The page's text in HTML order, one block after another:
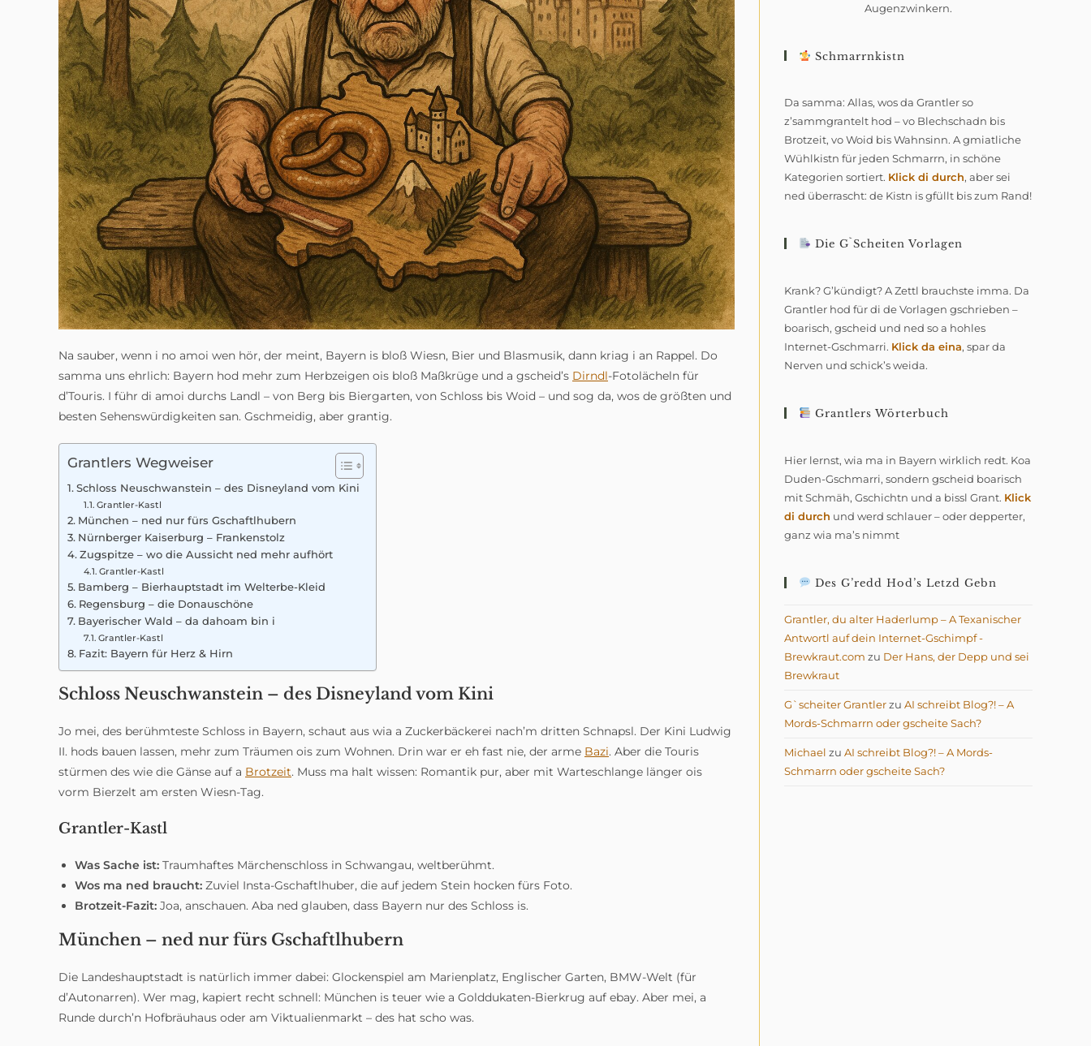
Na sauber, wenn i no amoi wen hör, der meint, Bayern is bloß Wiesn, Bier und Blasmusik, dann kriag i an Rappel. Do
samma uns ehrlich: Bayern hod mehr zum Herbzeigen ois bloß Maßkrüge und a gscheid’s Dirndl-Fotolächeln für
d’Touris. I führ di amoi durchs Landl – von Berg bis Biergarten, von Schloss bis Woid – und sog da, wos de größten und
besten Sehenswürdigkeiten san. Gschmeidig, aber grantig.
Grantlers Wegweiser
Schloss Neuschwanstein – des Disneyland vom Kini
Grantler-Kastl
München – ned nur fürs Gschaftlhubern
Nürnberger Kaiserburg – Frankenstolz
Zugspitze – wo die Aussicht ned mehr aufhört
Grantler-Kastl
Bamberg – Bierhauptstadt im Welterbe-Kleid
Regensburg – die Donauschöne
Bayerischer Wald – da dahoam bin i
Grantler-Kastl
Fazit: Bayern für Herz & Hirn
Schloss Neuschwanstein – des Disneyland vom Kini
Jo mei, des berühmteste Schloss in Bayern, schaut aus wia a Zuckerbäckerei nach’m dritten Schnapsl. Der Kini Ludwig
II. hods bauen lassen, mehr zum Träumen ois zum Wohnen. Drin war er eh fast nie, der arme Bazi. Aber die Touris
stürmen des wie die Gänse auf a Brotzeit. Muss ma halt wissen: Romantik pur, aber mit Warteschlange länger ois
vorm Bierzelt am ersten Wiesn-Tag.
Grantler-Kastl
Was Sache ist: Traumhaftes Märchenschloss in Schwangau, weltberühmt.
Wos ma ned braucht: Zuviel Insta-Gschaftlhuber, die auf jedem Stein hocken fürs Foto.
Brotzeit-Fazit: Joa, anschauen. Aba ned glauben, dass Bayern nur des Schloss is.
München – ned nur fürs Gschaftlhubern
Die Landeshauptstadt is natürlich immer dabei: Glockenspiel am Marienplatz, Englischer Garten, BMW-Welt (für
d’Autonarren). Wer mag, kapiert recht schnell: München is teuer wie a Golddukaten-Bierkrug auf ebay. Aber mei, a
Runde durch’n Hofbräuhaus oder am Viktualienmarkt – des hat scho was.
Augenzwinkern.
Schmarrnkistn
Da samma: Allas, wos da Grantler so
z’sammgrantelt hod – vo Blechschadn bis
Brotzeit, vo Woid bis Wahnsinn. A gmiatliche
Wühlkistn für jeden Schmarrn, in schöne
Kategorien sortiert. Klick di durch, aber sei
ned überrascht: de Kistn is gfüllt bis zum Rand!
Die G`scheiten Vorlagen
Krank? G’kündigt? A Zettl brauchste imma. Da
Grantler hod für di de Vorlagen gschrieben –
boarisch, gscheid und ned so a hohles
Internet-Gschmarri. Klick da eina, spar da
Nerven und schick’s weida.
Grantlers Wörterbuch
Hier lernst, wia ma in Bayern wirklich redt. Koa
Duden-Gschmarri, sondern gscheid boarisch
mit Schmäh, Gschichtn und a bissl Grant. Klick
di durch und werd schlauer – oder depperter,
ganz wia ma’s nimmt
Des G’redd Hod’s Letzd Gebn
Grantler, du alter Haderlump – A Texanischer
Antwortl auf dein Internet-Gschimpf -
Brewkraut.com zu Der Hans, der Depp und sei
Brewkraut
G`scheiter Grantlerzu AI schreibt Blog?! – A
Mords-Schmarrn oder gscheite Sach?
Michael zu AI schreibt Blog?! – A Mords-
Schmarrn oder gscheite Sach?